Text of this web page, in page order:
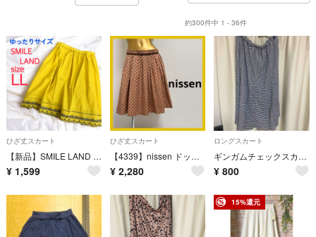
約300件中 1 - 36件
ひざ丈スカート
【新品】SMILE LAND フレアスカート LLサイズ 膝丈 ゆったり
¥ 1,599
ひざ丈スカート
【4339】nissen ドット 膝丈 プリーツスカート L
¥ 2,280
ロングスカート
ギンガムチェックスカート
¥ 800
15%還元